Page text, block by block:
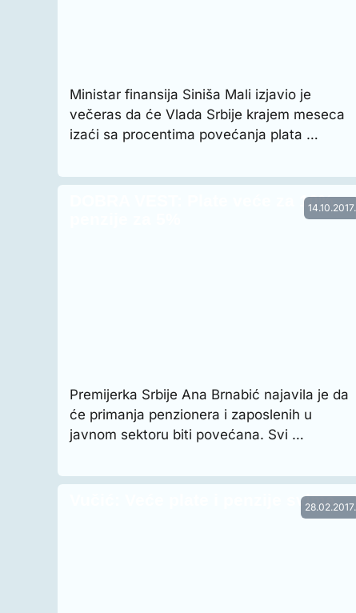
Ministar finansija Siniša Mali izjavio je
večeras da će Vlada Srbije krajem meseca
izaći sa procentima povećanja plata …
14.10.2017.
DOBRA VEST: Plate veće za 10%,
Premijerka Srbije Ana Brnabić najavila je da
će primanja penzionera i zaposlenih u
javnom sektoru biti povećana. Svi …
28.02.2017.
Vučić: Veće plate i penzije svima